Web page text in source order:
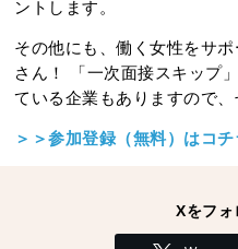
ントします。
その他にも、働く女性をサ
さん！ 「一次面接スキップ
ている企業もありますので、
＞＞参加登録（無料）はコチ
Xをフォ